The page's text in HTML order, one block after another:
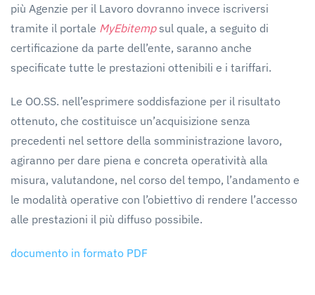
più Agenzie per il Lavoro dovranno invece iscriversi
tramite il portale MyEbitempsul quale, a seguito di
certificazione da parte dell’ente, saranno anche
specificate tutte le prestazioni ottenibili e i tariffari.
Le OO.SS. nell’esprimere soddisfazione per il risultato
ottenuto, che costituisce un’acquisizione senza
precedenti nel settore della somministrazione lavoro,
agiranno per dare piena e concreta operatività alla
misura, valutandone, nel corso del tempo, l’andamento e
le modalità operative con l’obiettivo di rendere l’accesso
alle prestazioni il più diffuso possibile.
documento in formato PDF